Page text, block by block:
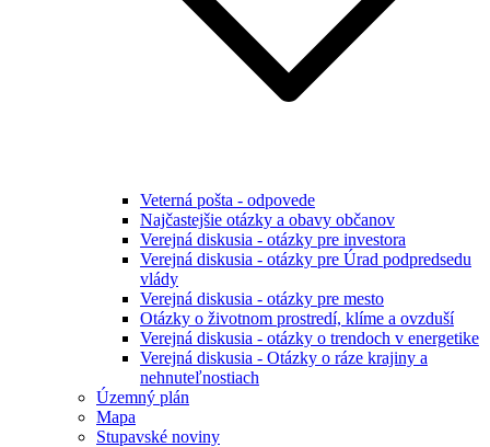
Veterná pošta - odpovede
Najčastejšie otázky a obavy občanov
Verejná diskusia - otázky pre investora
Verejná diskusia - otázky pre Úrad podpredsedu
vlády
Verejná diskusia - otázky pre mesto
Otázky o životnom prostredí, klíme a ovzduší
Verejná diskusia - otázky o trendoch v energetike
Verejná diskusia - Otázky o ráze krajiny a
nehnuteľnostiach
Územný plán
Mapa
Stupavské noviny